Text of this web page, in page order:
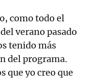
como todo el
verano pasado
tenido más
del programa.
que yo creo que